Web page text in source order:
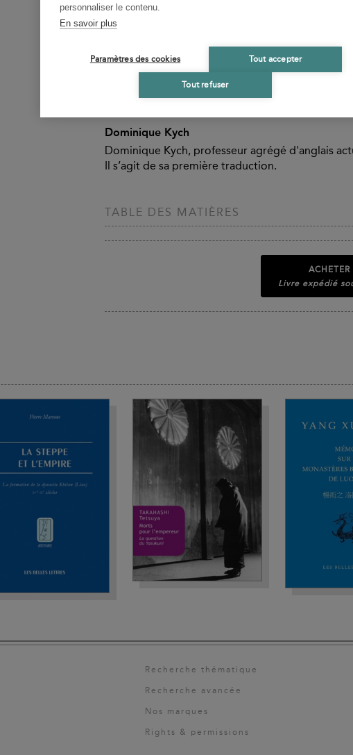
personnaliser le contenu.
En savoir plus
Paramètres des cookies Tout accepter
Tout refuser
BIOGRAPHIES CONTRIBUTEURS
Kenneth K. S. Ch'en a été professeur de
l’Université de Californie à Los Angeles (UCLA)
articles sur la philosophie et l’histoire du
Chinese Transformation of Buddhism, Princeton
Dominique Kych
Dominique Kych, professeur agrégé d'anglais
Il s’agit de sa première traduction.
TABLE DES MATIÈRES
ACHETER
Livre expédié
Recherche thématique
Recherche avancée
Nos marques
Rights & permissions